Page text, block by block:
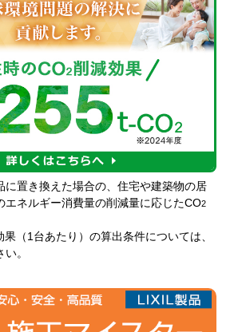
に置き換えた場合の、住宅や建築物の居
エネルギー消費量の削減量に応じたCO2
果（1台あたり）の算出条件については、
。